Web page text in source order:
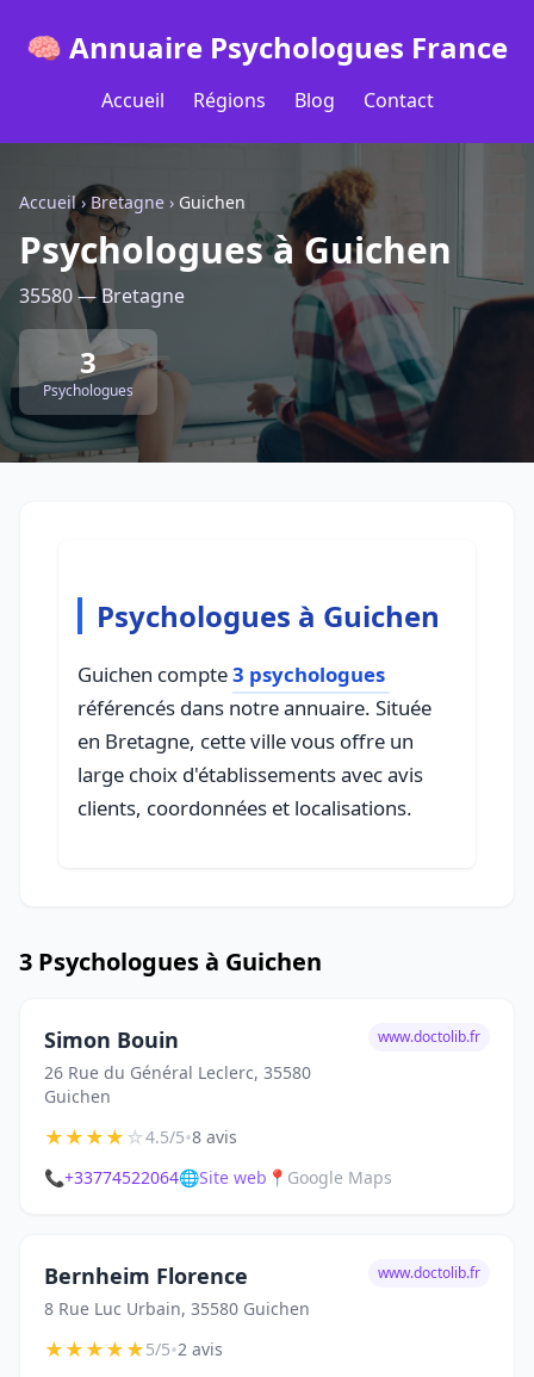
🧠 Annuaire Psychologues France
Accueil Régions Blog Contact
Accueil› Bretagne › Guichen
Psychologues à Guichen
35580 — Bretagne
3
Psychologues
Psychologues à Guichen
Guichen compte3 psychologues
référencés dans notre annuaire. Située
en Bretagne, cette ville vous offre un
large choix d'établissements avec avis
clients, coordonnées et localisations.
3 Psychologues à Guichen
Simon Bouin
26 Rue du Général Leclerc, 35580
Guichen
www.doctolib.fr
★★★★☆4.5/5•8 avis
📞+33774522064🌐Site web 📍 Google Maps
Bernheim Florence
8 Rue Luc Urbain, 35580 Guichen
www.doctolib.fr
★★★★★5/5•2 avis